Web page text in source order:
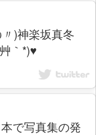
)神楽坂真冬
｀*)♥
で写真集の発